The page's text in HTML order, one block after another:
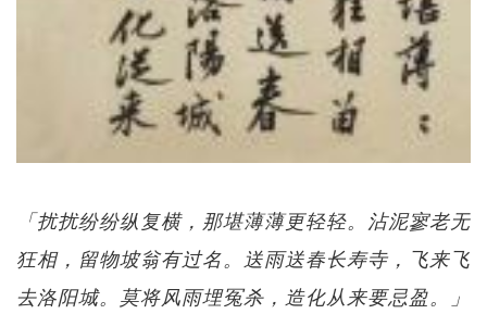
「扰扰纷纷纵复横，那堪薄薄更轻轻。沾泥寥老无
狂相，留物坡翁有过名。送雨送春长寿寺，飞来飞
去洛阳城。莫将风雨埋冤杀，造化从来要忌盈。」